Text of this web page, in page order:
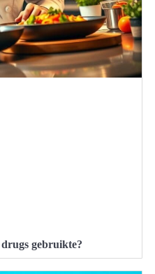
gebruikte?